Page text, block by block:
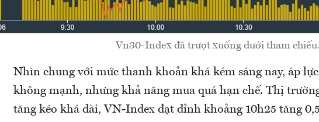
Vn30-Index đã trượt xuống dưới tham chiếu.
Nhìn chung với mức thanh khoản khá kém sáng nay, áp
không mạnh, nhưng khả năng mua quá hạn chế. Thị
tăng kéo khá dài, VN-Index đạt đỉnh khoảng 10h25 tăng